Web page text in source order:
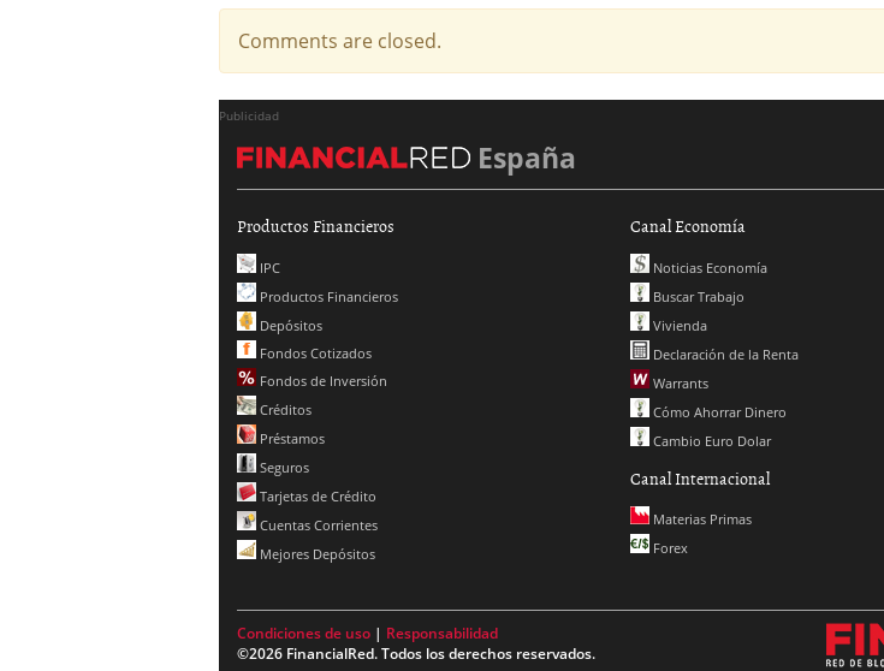
Comments are closed.
Publicidad
España
Productos Financieros
IPC
Productos Financieros
Depósitos
Fondos Cotizados
Fondos de Inversión
Créditos
Préstamos
Seguros
Tarjetas de Crédito
Cuentas Corrientes
Mejores Depósitos
Canal Economía
Noticias Economía
Buscar Trabajo
Vivienda
Declaración de la Renta
Warrants
Cómo Ahorrar Dinero
Cambio Euro Dolar
Canal Internacional
Materias Primas
Forex
Condiciones de uso | Responsabilidad
©2026 FinancialRed. Todos los derechos reservados.